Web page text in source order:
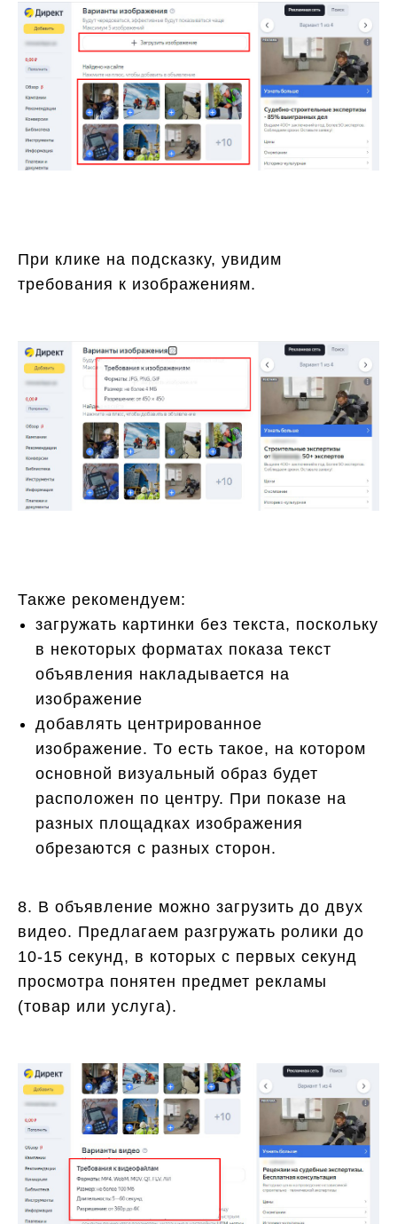
При клике на подсказку, увидим
требования к изображениям.
Также рекомендуем:
загружать картинки без текста, поскольку
в некоторых форматах показа текст
объявления накладывается на
изображение
добавлять центрированное
изображение. То есть такое, на котором
основной визуальный образ будет
расположен по центру. При показе на
разных площадках изображения
обрезаются с разных сторон.
8. В объявление можно загрузить до двух
видео. Предлагаем разгружать ролики до
10-15 секунд, в которых с первых секунд
просмотра понятен предмет рекламы
(товар или услуга).